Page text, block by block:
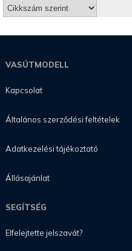
VASÚTMODELL
Kapcsolat
Általános szerződési feltételek
Adatkezelési tájékoztató
Állásajánlat
SEGÍTSÉG
Elfelejtette jelszavát?